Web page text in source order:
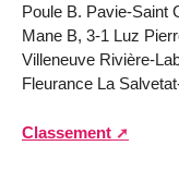
Poule B. Pavie-Saint
Mane B, 3-1 Luz
Villeneuve Rivière-
Fleurance La
Classement